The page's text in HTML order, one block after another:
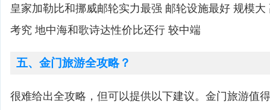
皇家加勒比和挪威邮轮实力最强 邮轮设施最好 规模
考究 地中海和歌诗达性价比还行 较中端
五、金门旅游全攻略？
很难给出全攻略，但可以提供以下建议。金门旅游值